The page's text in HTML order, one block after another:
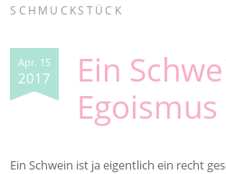
SCHMUCKSTÜCK
Apr. 15
2017
Ein
Ein Schwein ist ja eigentlich ein recht